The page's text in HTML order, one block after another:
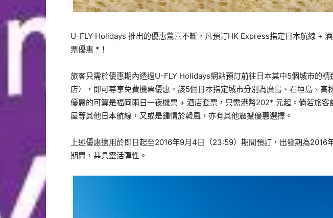
U-FLY Holidays 推出的優惠驚喜不斷，凡預訂HK Express指定日本航線 +
票優惠 *！
旅客只需於優惠期內透過U-FLY Holidays網站預訂前往日本其中5個城市的精
店），即可尊享免費機票優惠。該5個日本指定城市分別為廣島、石垣島、高
優惠的可算是福岡兩日一夜機票 + 酒店套票，只需港幣202* 元起。倘若旅客
屋等其他日本航線，又或是鍾情於韓風，亦有其他震撼優惠選擇。
上述優惠適用於即日起至2016年9月4日（23:59）期間預訂，出發期為2016
期間，甚具靈活彈性。